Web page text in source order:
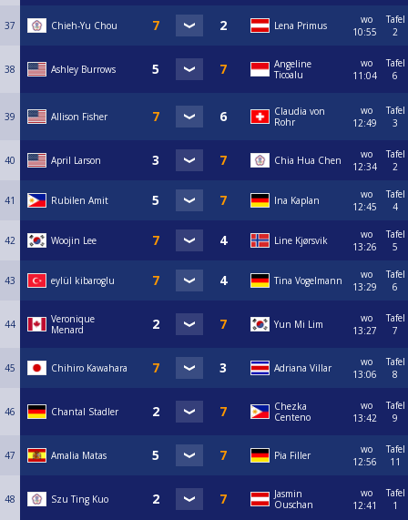
37 Chieh-Yu Chou Lena Primus
wo
10:55
Tafel
2
38 Ashley Burrows
Angeline
Ticoalu
wo
11:04
Tafel
6
39 Allison Fisher
Claudia von
Rohr
wo
12:49
Tafel
3
40 April Larson Chia Hua Chen
wo
12:34
Tafel
2
41 Rubilen Amit Ina Kaplan
wo
12:45
Tafel
4
42 Woojin Lee Line Kjørsvik
wo
13:26
Tafel
5
43 eylül kibaroglu Tina Vogelmann
wo
13:29
Tafel
6
44
Veronique
Menard
Yun Mi Lim
wo
13:27
Tafel
7
45 Chihiro Kawahara Adriana Villar
wo
13:06
Tafel
8
46 Chantal Stadler
Chezka
Centeno
wo
13:42
Tafel
9
47 Amalia Matas Pia Filler
wo
12:56
Tafel
11
48 Szu Ting Kuo
Jasmin
Ouschan
wo
12:41
Tafel
1